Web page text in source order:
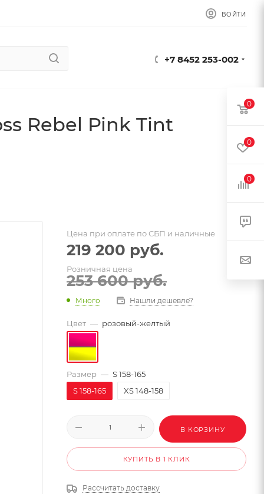
ВОЙТИ
+7 8452 253-002
Rebel Pink Tint
Цена при оплате по СБП и наличные
219 200 руб.
Розничная цена
253 600руб.
Много Нашли дешевле?
Цвет — розовый-желтый
Размер — S 158-165
S 158-165
XS 148-158
В КОРЗИНУ
КУПИТЬ В 1 КЛИК
Рассчитать доставку
0
0
0